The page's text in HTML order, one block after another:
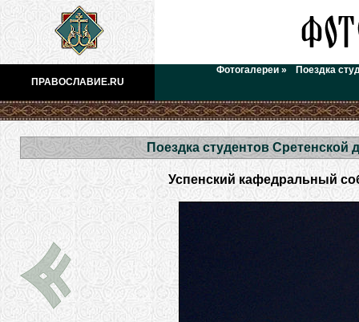
ПРАВОСЛАВИЕ.RU
Фотогалереи » Поездка
Поездка студентов
Успенский кафедральный